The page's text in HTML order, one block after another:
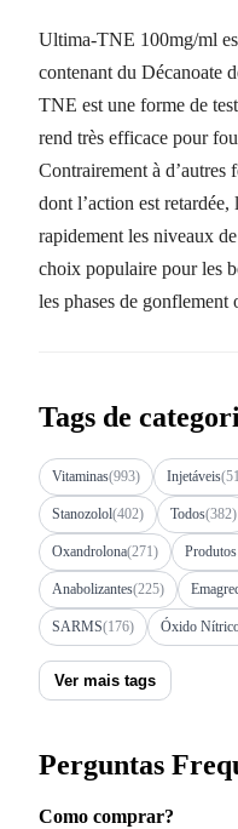
Ultima-TNE 100mg/ml
contenant du Décanoate
TNE est une forme de
rend très efficace pour
Contrairement à d’autres
dont l’action est
rapidement les niveaux
choix populaire pour les
les phases de gonflement
Tags de
Vitaminas(993) Injetáveis
Stanozolol(402) Todos(382)
Oxandrolona(271)
Anabolizantes(225)
SARMS(176) Óxido
Ver mais tags
Perguntas
Como comprar?